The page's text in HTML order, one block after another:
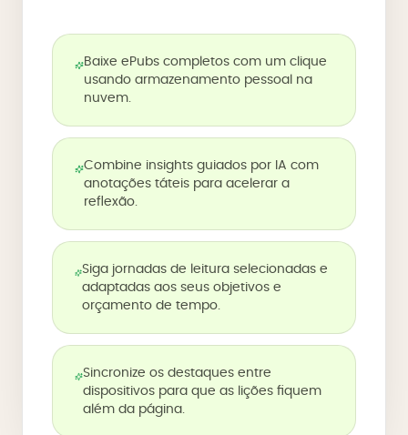
Baixe ePubs completos com um clique
usando armazenamento pessoal na
nuvem.
Combine insights guiados por IA com
anotações táteis para acelerar a
reflexão.
Siga jornadas de leitura selecionadas e
adaptadas aos seus objetivos e
orçamento de tempo.
Sincronize os destaques entre
dispositivos para que as lições fiquem
além da página.